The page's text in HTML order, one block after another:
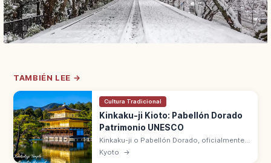
TAMBIÉN LEE →
Cultura Tradicional
Kinkaku-ji Kioto: Pabellón Dorado
Patrimonio UNESCO
Kinkaku-ji o Pabellón Dorado, oficialmente
Rokuon-ji, es el templo de Kioto con un
Shariden de tres pisos cubierto de pan de
Kyoto →